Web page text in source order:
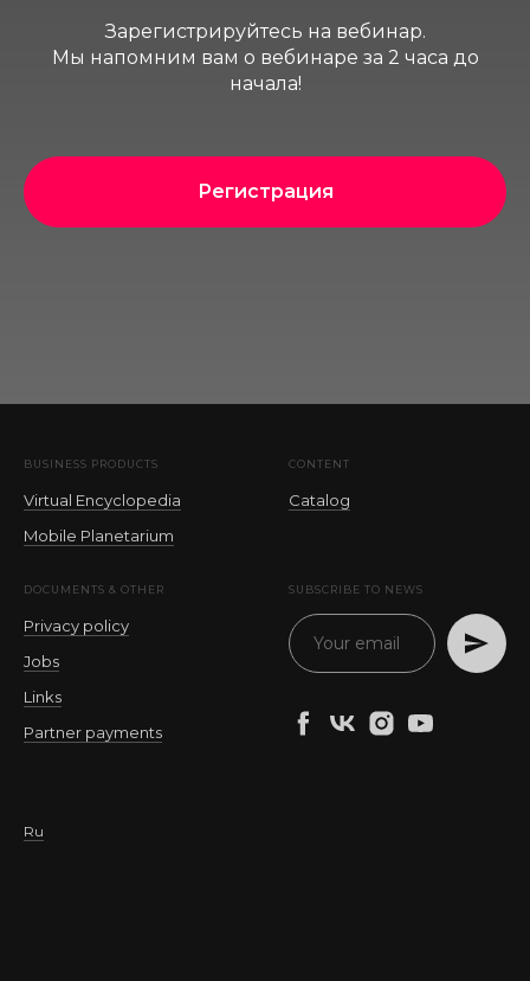
Зарегистрируйтесь на вебинар.
Мы напомним вам о вебинаре за 2 часа до
начала!
Регистрация
BUSINESS PRODUCTS
Virtual Encyclopedia
Mobile Planetarium
CONTENT
Catalog
DOCUMENTS & OTHER
Privacy policy
Jobs
Links
Partner payments
SUBSCRIBE TO NEWS
Ru